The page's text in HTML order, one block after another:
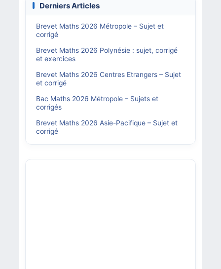
Derniers Articles
Brevet Maths 2026 Métropole – Sujet et
corrigé
Brevet Maths 2026 Polynésie : sujet, corrigé
et exercices
Brevet Maths 2026 Centres Etrangers – Sujet
et corrigé
Bac Maths 2026 Métropole – Sujets et
corrigés
Brevet Maths 2026 Asie-Pacifique – Sujet et
corrigé